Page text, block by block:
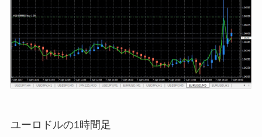
ユーロドルの1時間足